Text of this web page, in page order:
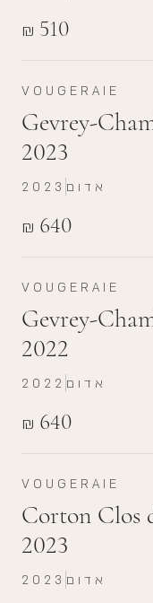
₪ 510
VOUGERAIE
Gevrey-
2023
₪ 640
2023 אדום
VOUGERAIE
Gevrey-
2022
₪ 640
2022 אדום
VOUGERAIE
Corton Clos
2023
2023 אדום